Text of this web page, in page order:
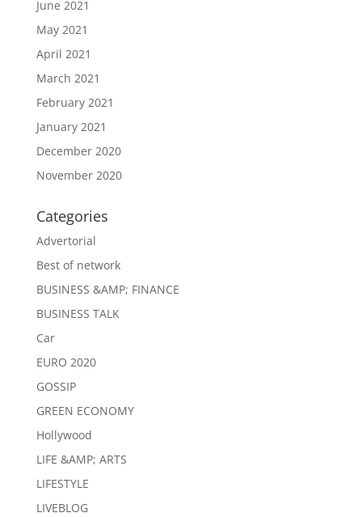
June 2021
May 2021
April 2021
March 2021
February 2021
January 2021
December 2020
November 2020
Categories
Advertorial
Best of network
BUSINESS &AMP; FINANCE
BUSINESS TALK
Car
EURO 2020
GOSSIP
GREEN ECONOMY
Hollywood
LIFE &AMP; ARTS
LIFESTYLE
LIVEBLOG